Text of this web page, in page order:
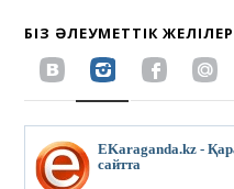
БІЗ ӘЛЕУМЕТТІК
EKaraganda.kz -
сайтта